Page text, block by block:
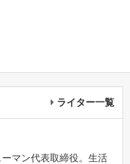
ライター一覧
マン代表取締役。生活